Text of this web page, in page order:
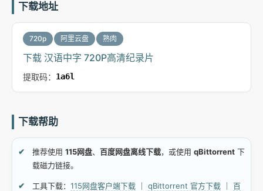
下载地址
720p 阿里云盘 熟肉
下载 汉语中字 720P高清纪录片
提取码： 1a6l
下载帮助
推荐使用 115网盘、 百度网盘离线下载，或使用 qBittorrent 下
载磁力链接。
工具下载： 115网盘客户端下载 qBittorrent 官方下载
百